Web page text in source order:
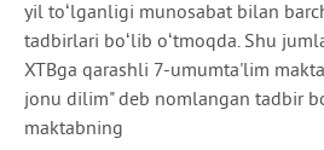
yil toʻlganligi munosabat bilan
tadbirlari boʻlib oʻtmoqda. Shu
XTBga qarashli 7-umumta'lim
jonu dilim" deb nomlangan tadbir
maktabning